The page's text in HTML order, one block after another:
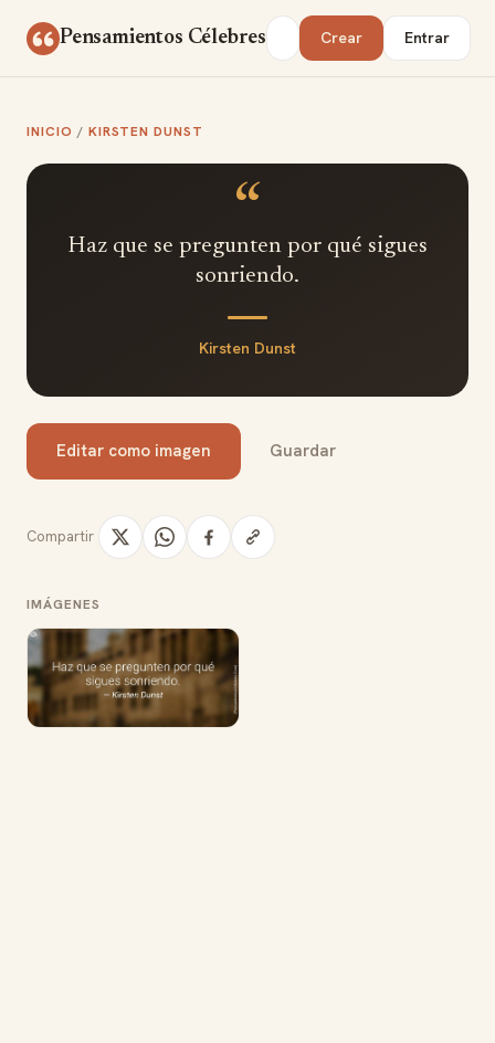
Pensamientos Célebres Buscar Crear Entrar
INICIO / KIRSTEN DUNST
“
Haz que se pregunten por qué sigues
sonriendo.
Kirsten Dunst
Editar como imagen Guardar
Compartir
IMÁGENES